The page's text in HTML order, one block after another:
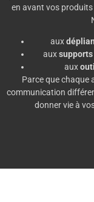
en avant vos produits
aux
aux
aux
Parce que chaque
communication
donner vie à